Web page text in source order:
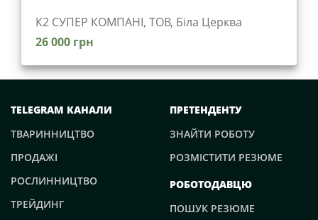
К2 СУПЕР КОМПАНІ, ТОВ, Біла Церква
26 000 грн
TELEGRAM КАНАЛИ
ТВАРИННИЦТВО
ПРОДАЖІ
РОСЛИННИЦТВО
ТРЕЙДИНГ
ПРЕТЕНДЕНТУ
ЗНАЙТИ РОБОТУ
РОЗМІСТИТИ РЕЗЮМЕ
РОБОТОДАВЦЮ
ПОШУК РЕЗЮМЕ